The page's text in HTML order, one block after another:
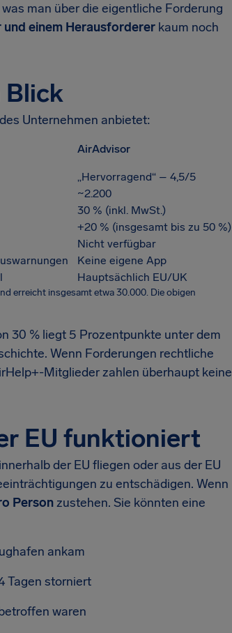
man über die eigentliche Forderung
einem Herausforderer kaum noch
Blick
Unternehmen anbietet:
AirAdvisor
„Hervorragend“ – 4,5/5
~2.200
30 % (inkl. MwSt.)
+20 % (insgesamt bis zu 50 %)
Nicht verfügbar
Keine eigene App
Hauptsächlich EU/UK
erreicht insgesamt etwa 30.000. Die obigen
30 % liegt 5 Prozentpunkte unter dem
Wenn Forderungen rechtliche
Mitglieder zahlen überhaupt keine
EU funktioniert
der EU fliegen oder aus der EU
zu entschädigen. Wenn
Personzustehen. Sie könnten eine
ankam
Tagen storniert
waren